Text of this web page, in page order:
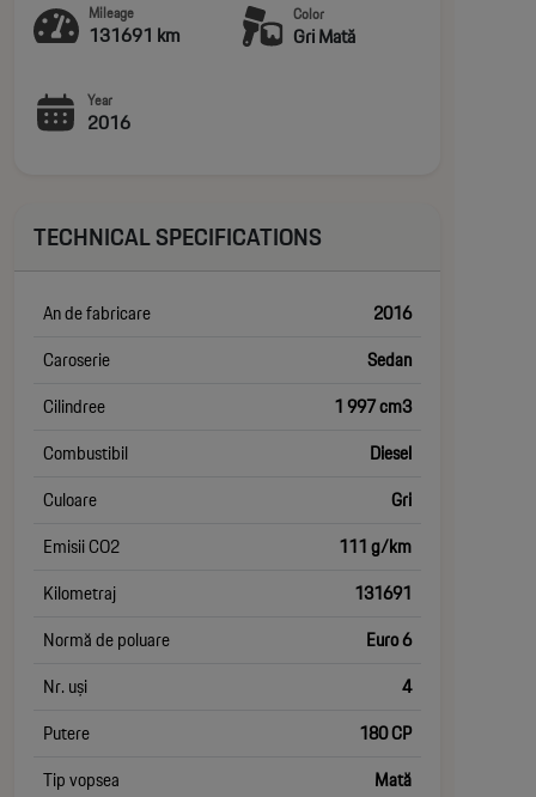
Mileage
131691 km
Color
Gri Mată
Year
2016
TECHNICAL SPECIFICATIONS
An de fabricare
2016
Caroserie
Sedan
Cilindree
1 997 cm3
Combustibil
Diesel
Culoare
Gri
Emisii CO2
111 g/km
Kilometraj
131691
Normă de poluare
Euro 6
Nr. uși
4
Putere
180 CP
Tip vopsea
Mată